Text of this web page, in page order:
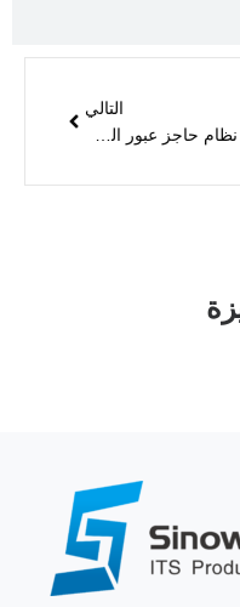
التالي